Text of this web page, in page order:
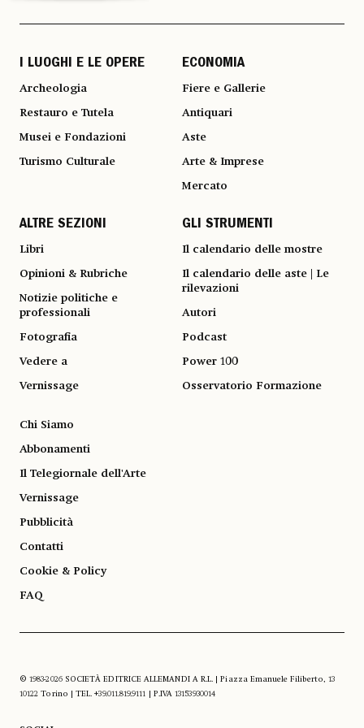
I LUOGHI E LE OPERE
Archeologia
Restauro e Tutela
Musei e Fondazioni
Turismo Culturale
ECONOMIA
Fiere e Gallerie
Antiquari
Aste
Arte & Imprese
Mercato
ALTRE SEZIONI
Libri
Opinioni & Rubriche
Notizie politiche e
professionali
Fotografia
Vedere a
Vernissage
GLI STRUMENTI
Il calendario delle mostre
Il calendario delle aste | Le
rilevazioni
Autori
Podcast
Power 100
Osservatorio Formazione
Chi Siamo
Abbonamenti
Il Telegiornale dell'Arte
Vernissage
Pubblicità
Contatti
Cookie & Policy
FAQ
© 1983-2026 SOCIETÀ EDITRICE ALLEMANDI A R.L. | Piazza Emanuele Filiberto, 13
10122 Torino | TEL. +39.011.819.9111 | P.IVA 13153930014